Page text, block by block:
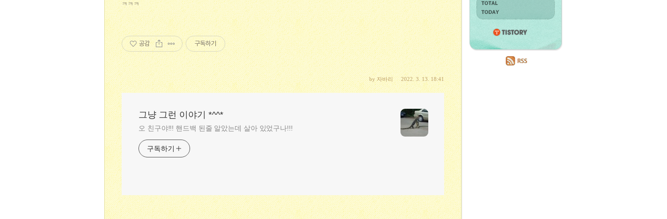
ㅋㅋㅋ
공감 구독하기
by자바리 2022. 3. 13. 18:41
그냥 그런 이야기 *^^*
오 친구야!!! 핸드백 된줄 알았는데 살아 있었구나!!!
구독하기